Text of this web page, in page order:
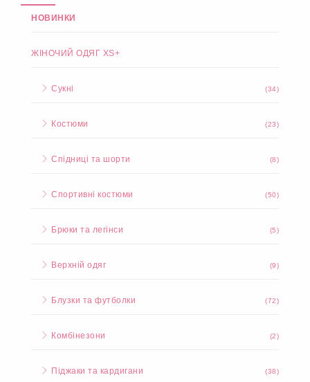
НОВИНКИ
ЖІНОЧИЙ ОДЯГ XS+
Сукні (34)
Костюми (23)
Спідниці та шорти (8)
Спортивні костюми (50)
Брюки та легінси (5)
Верхній одяг (9)
Блузки та футболки (72)
Комбінезони (2)
Піджаки та кардигани (38)